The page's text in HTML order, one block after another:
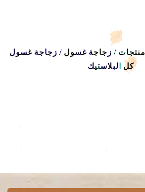
منتجات / زجاجة غسول / زجاجة غسول
كل البلاستيك